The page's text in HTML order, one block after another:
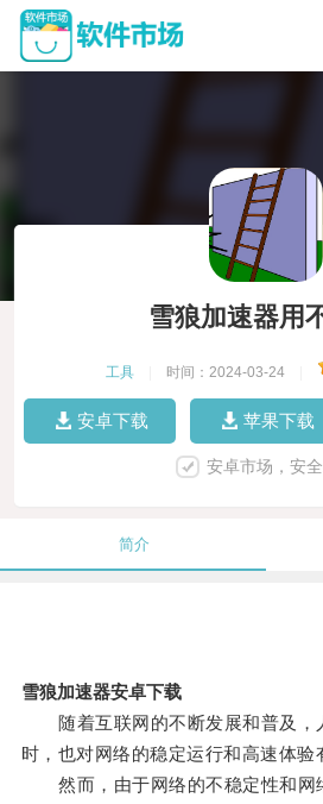
雪狼加速器用
工具 时间：2024-03-24
安卓下载 苹果下载
安卓市场，安
简介
雪狼加速器安卓下载
随着互联网的不断发展和普及，
时，也对网络的稳定运行和高速体验
然而，由于网络的不稳定性和网